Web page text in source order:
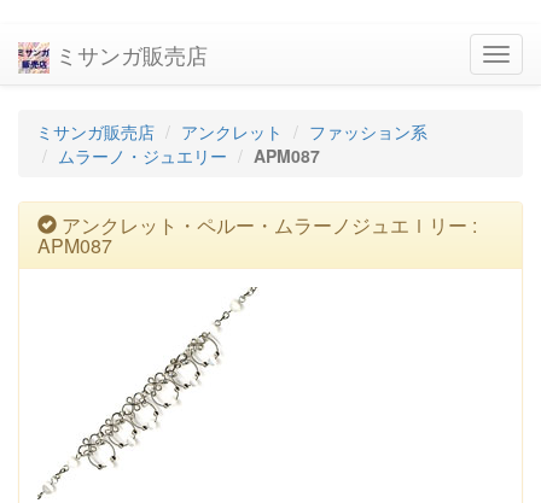
ミサンガ販売店
ミサンガ販売店 アンクレット
ファッション系
ムラーノ・ジュエリー
APM087
アンクレット・ペルー・ムラーノジュエｌリー :
APM087